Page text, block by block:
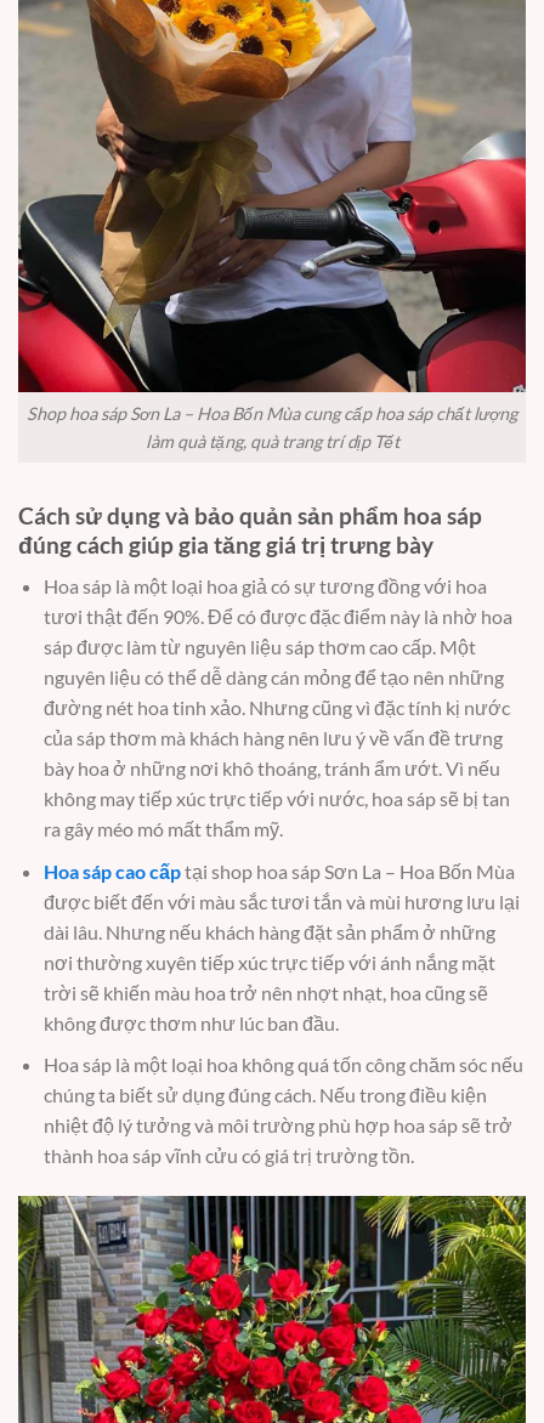
Shop hoa sáp Sơn La – Hoa Bốn Mùa cung cấp hoa sáp chất lượng
làm quà tặng, quà trang trí dịp Tết
Cách sử dụng và bảo quản sản phẩm hoa sáp
đúng cách giúp gia tăng giá trị trưng bày
Hoa sáp là một loại hoa giả có sự tương đồng với hoa
tươi thật đến 90%. Để có được đặc điểm này là nhờ hoa
sáp được làm từ nguyên liệu sáp thơm cao cấp. Một
nguyên liệu có thể dễ dàng cán mỏng để tạo nên những
đường nét hoa tinh xảo. Nhưng cũng vì đặc tính kị nước
của sáp thơm mà khách hàng nên lưu ý về vấn đề trưng
bày hoa ở những nơi khô thoáng, tránh ẩm ướt. Vì nếu
không may tiếp xúc trực tiếp với nước, hoa sáp sẽ bị tan
ra gây méo mó mất thẩm mỹ.
Hoa sáp cao cấptại shop hoa sáp Sơn La – Hoa Bốn Mùa
được biết đến với màu sắc tươi tắn và mùi hương lưu lại
dài lâu. Nhưng nếu khách hàng đặt sản phẩm ở những
nơi thường xuyên tiếp xúc trực tiếp với ánh nắng mặt
trời sẽ khiến màu hoa trở nên nhợt nhạt, hoa cũng sẽ
không được thơm như lúc ban đầu.
Hoa sáp là một loại hoa không quá tốn công chăm sóc nếu
chúng ta biết sử dụng đúng cách. Nếu trong điều kiện
nhiệt độ lý tưởng và môi trường phù hợp hoa sáp sẽ trở
thành hoa sáp vĩnh cửu có giá trị trường tồn.